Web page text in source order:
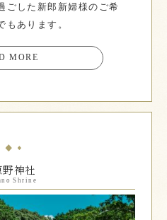
ごした新郎新婦様のご希
もあります。
MORE
神社
Shrine